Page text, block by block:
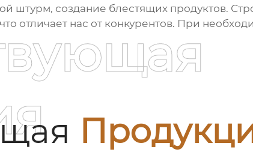
штурм, создание блестящих продуктов.
отличает нас от конкурентов. При